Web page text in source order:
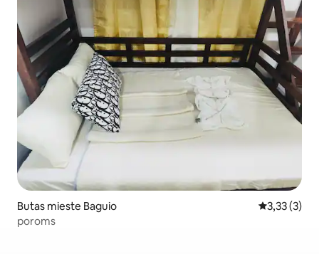
Butas mieste Baguio Vidutinis
3,33 (3)
poroms